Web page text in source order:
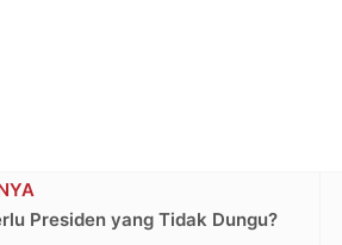
Presiden yang Tidak Dungu?